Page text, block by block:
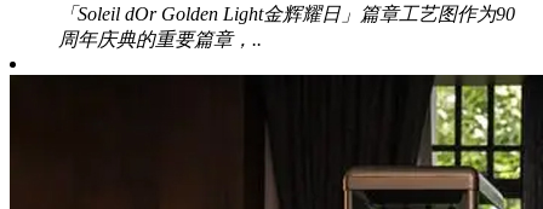
「Soleil dOr Golden Light金辉耀日」篇章工艺图作为90
周年庆典的重要篇章，..